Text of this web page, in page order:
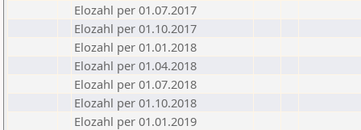
Elozahl per 01.07.2017
Elozahl per 01.10.2017
Elozahl per 01.01.2018
Elozahl per 01.04.2018
Elozahl per 01.07.2018
Elozahl per 01.10.2018
Elozahl per 01.01.2019